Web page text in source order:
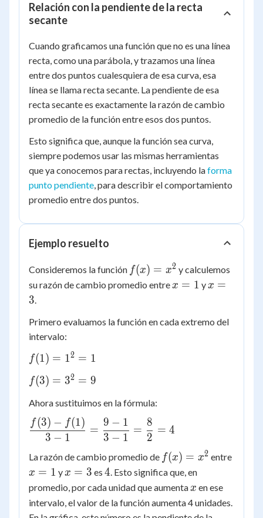
Relación con la pendiente de la recta
secante
Cuando graficamos una función que no es una línea
recta, como una parábola, y trazamos una línea
entre dos puntos cualesquiera de esa curva, esa
línea se llama recta secante. La pendiente de esa
recta secante es exactamente la razón de cambio
promedio de la función entre esos dos puntos.
Esto significa que, aunque la función sea curva,
siempre podemos usar las mismas herramientas
que ya conocemos para rectas, incluyendo laforma
punto pendiente, para describir el comportamiento
promedio entre dos puntos.
Ejemplo resuelto
Consideremos la función f(x)
=
f(x) = x2 y calculemos
su razón de cambio promedio entre x
x = 1 y x
x =
3.
Primero evaluamos la función en cada extremo del
intervalo:
f(1)
1^2
= 1
f(1) = 12 = 1
f(3)
3^2
= 9
f(3) = 32 = 9
Ahora sustituimos en la fórmula:
\dfrac{f(3)
- f(1)}{3 -
\dfrac{9 -
1}{3 - 1}
=
\dfrac{8}
3 − 1
f(3) − f(1)
=
3 − 1
9 − 1
=
2
8
= 4
La razón de cambio promedio de f(x)
=
f(x) = x2 entrex
x = 1 y x
=
x = 3 es 4
4. Esto significa que, en
promedio, por cada unidad que aumenta x
x en ese
intervalo, el valor de la función aumenta 4 unidades.